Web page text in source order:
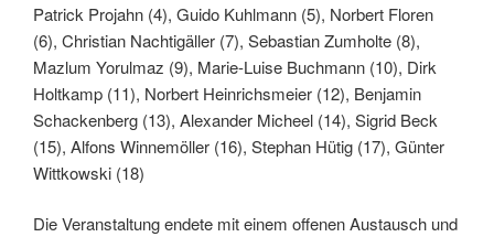
Patrick Projahn (4), Guido Kuhlmann (5), Norbert Floren
(6), Christian Nachtigäller (7), Sebastian Zumholte (8),
Mazlum Yorulmaz (9), Marie-Luise Buchmann (10), Dirk
Holtkamp (11), Norbert Heinrichsmeier (12), Benjamin
Schackenberg (13), Alexander Micheel (14), Sigrid Beck
(15), Alfons Winnemöller (16), Stephan Hütig (17), Günter
Wittkowski (18)
Die Veranstaltung endete mit einem offenen Austausch und